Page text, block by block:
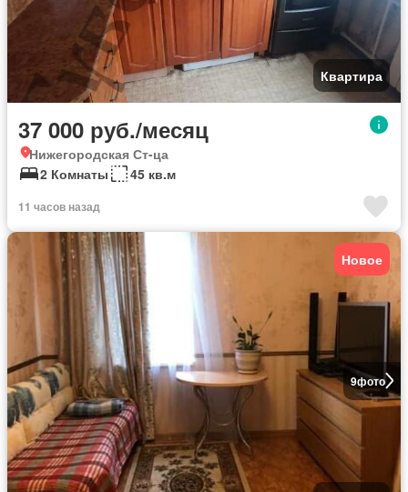
Квартира
37 000 руб./месяц
Нижегородская Ст-ца
2 Комнаты
45 кв.м
11 часов назад
9фото
Новое